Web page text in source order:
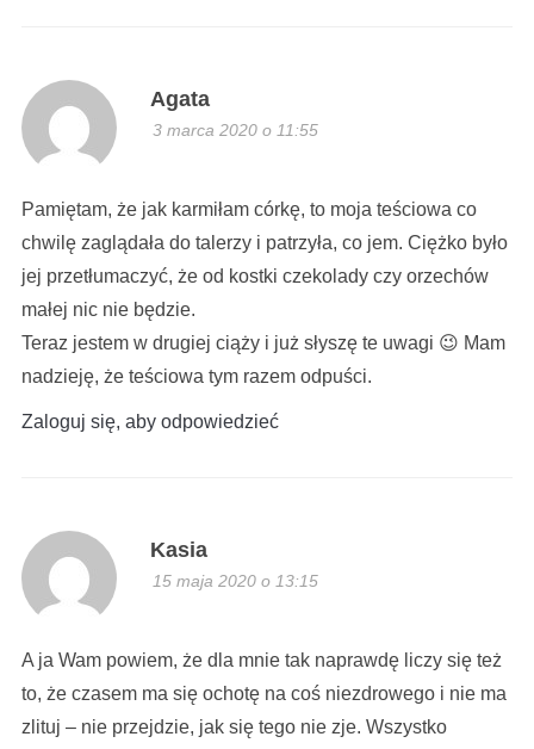
Agata
3 marca 2020 o 11:55
Pamiętam, że jak karmiłam córkę, to moja teściowa co
chwilę zaglądała do talerzy i patrzyła, co jem. Ciężko było
jej przetłumaczyć, że od kostki czekolady czy orzechów
małej nic nie będzie.
Teraz jestem w drugiej ciąży i już słyszę te uwagi 😉 Mam
nadzieję, że teściowa tym razem odpuści.
Zaloguj się, aby odpowiedzieć
Kasia
15 maja 2020 o 13:15
A ja Wam powiem, że dla mnie tak naprawdę liczy się też
to, że czasem ma się ochotę na coś niezdrowego i nie ma
zlituj – nie przejdzie, jak się tego nie zje. Wszystko